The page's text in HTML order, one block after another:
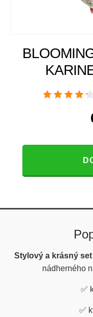
Stylový a krásný
nádherného
✅
✅